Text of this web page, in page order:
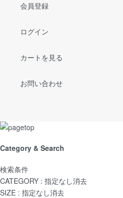
会員登録
ログイン
カートを見る
お問い合わせ
Category & Search
検索条件
CATEGORY : 指定なし消去
SIZE : 指定なし消去